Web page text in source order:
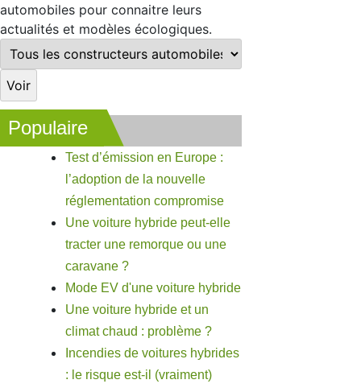
automobiles pour connaitre leurs
actualités et modèles écologiques.
Populaire
Test d’émission en Europe :
l’adoption de la nouvelle
réglementation compromise
Une voiture hybride peut-elle
tracter une remorque ou une
caravane ?
Mode EV d'une voiture hybride
Une voiture hybride et un
climat chaud : problème ?
Incendies de voitures hybrides
: le risque est-il (vraiment)